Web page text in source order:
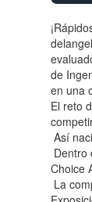
de
en una
El reto
Así
Dentro
Choice
La